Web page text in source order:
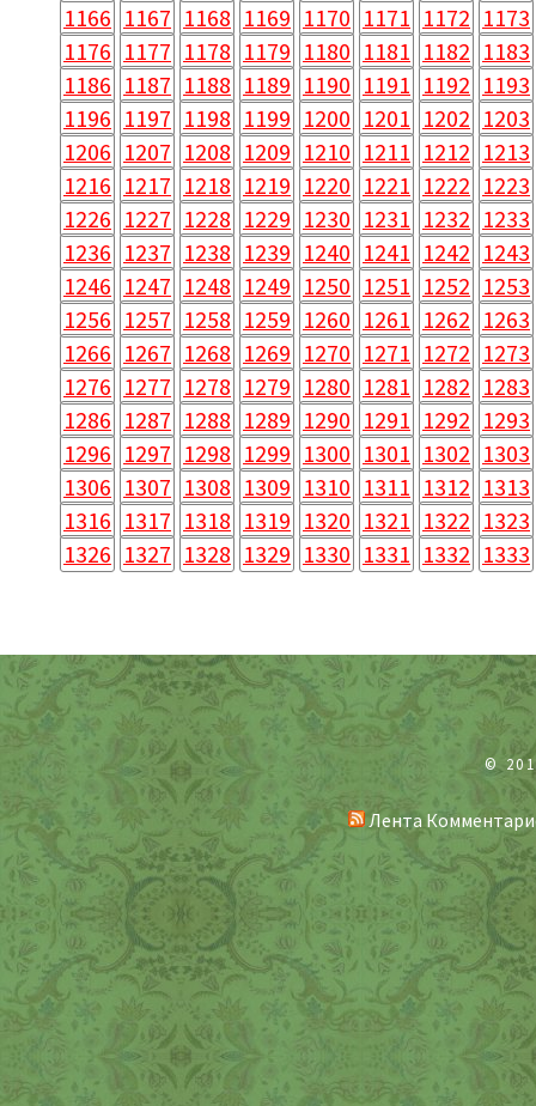
1166 1167 1168 1169 1170 1171 1172 1173
1176 1177 1178 1179 1180 1181 1182 1183
1186 1187 1188 1189 1190 1191 1192 1193
1196 1197 1198 1199 1200 1201 1202 1203
1206 1207 1208 1209 1210 1211 1212 1213
1216 1217 1218 1219 1220 1221 1222 1223
1226 1227 1228 1229 1230 1231 1232 1233
1236 1237 1238 1239 1240 1241 1242 1243
1246 1247 1248 1249 1250 1251 1252 1253
1256 1257 1258 1259 1260 1261 1262 1263
1266 1267 1268 1269 1270 1271 1272 1273
1276 1277 1278 1279 1280 1281 1282 1283
1286 1287 1288 1289 1290 1291 1292 1293
1296 1297 1298 1299 1300 1301 1302 1303
1306 1307 1308 1309 1310 1311 1312 1313
1316 1317 1318 1319 1320 1321 1322 1323
1326 1327 1328 1329 1330 1331 1332 1333
©
Лента